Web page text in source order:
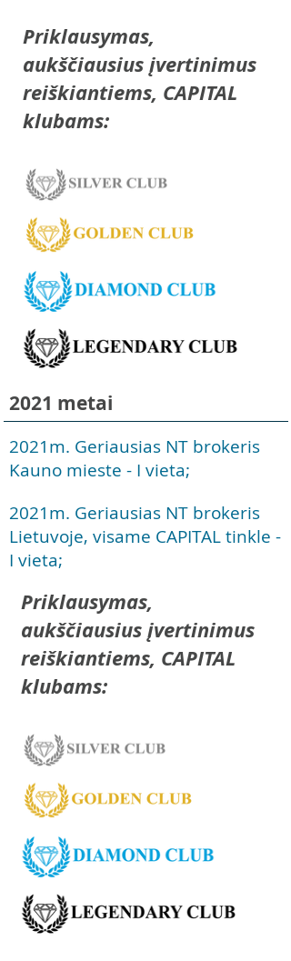
Priklausymas,
aukščiausius įvertinimus
reiškiantiems, CAPITAL
klubams:
2021 metai
2021m. Geriausias NT brokeris
Kauno mieste - I vieta;
2021m. Geriausias NT brokeris
Lietuvoje, visame CAPITAL tinkle -
I vieta;
Priklausymas,
aukščiausius įvertinimus
reiškiantiems, CAPITAL
klubams: